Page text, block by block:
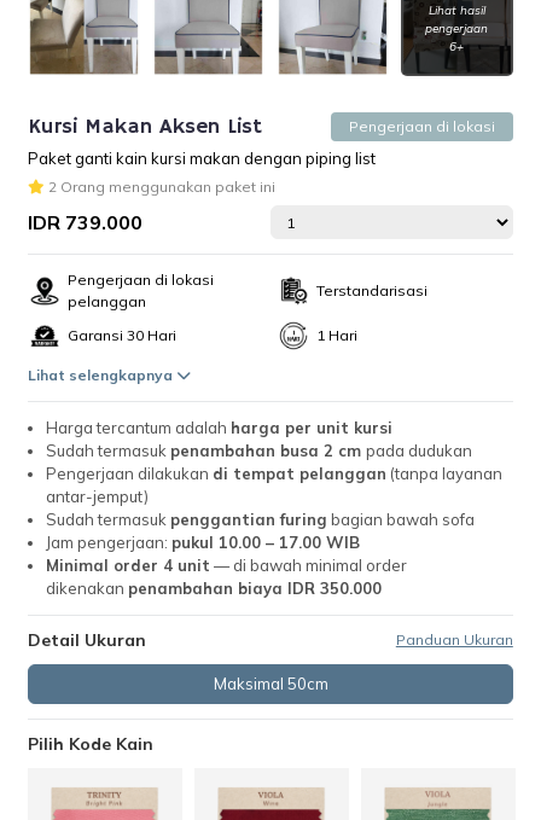
Lihat hasil
pengerjaan
6+
Kursi Makan Aksen List Pengerjaan di lokasi
Paket ganti kain kursi makan dengan piping list
2 Orang menggunakan paket ini
IDR 739.000
Pengerjaan di lokasi
pelanggan
Terstandarisasi
Garansi 30 Hari 1 Hari
Lihat selengkapnya
Harga tercantum adalah harga per unit kursi
Sudah termasuk penambahan busa 2 cmpada dudukan
Pengerjaan dilakukan di tempat pelanggan (tanpa layanan
antar-jemput)
Sudah termasuk penggantian furing bagian bawah sofa
Jam pengerjaan: pukul 10.00 – 17.00 WIB
Minimal order 4 unit — di bawah minimal order
dikenakan penambahan biaya IDR 350.000
Detail Ukuran Panduan Ukuran
Maksimal 50cm
Pilih Kode Kain